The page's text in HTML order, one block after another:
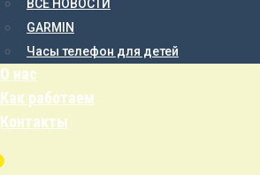
ВСЕ НОВОСТИ
GARMIN
Часы телефон для детей
О нас
Как работаем
Контакты